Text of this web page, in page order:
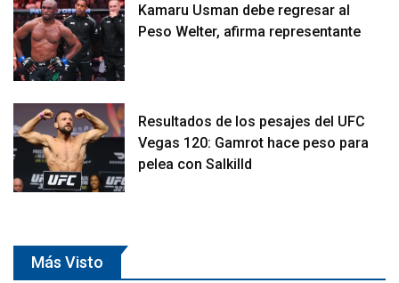
Kamaru Usman debe regresar al
Peso Welter, afirma representante
Resultados de los pesajes del UFC
Vegas 120: Gamrot hace peso para
pelea con Salkilld
Más Visto